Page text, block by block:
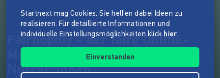
Fairnopoly - der faire Online-
Marktplatz in Hand der
Nutzer*innen
Startnext mag Cookies. Sie helfen dabei Ideen zu
realisieren. Für detaillierte Informationen und
individuelle Einstellungsmöglichkeiten klick hier.
Einverstanden